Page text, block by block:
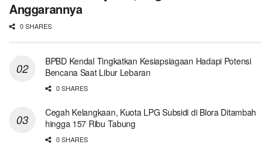
Anggarannya
0 SHARES
BPBD Kendal Tingkatkan Kesiapsiagaan Hadapi Potensi
Bencana Saat Libur Lebaran
0 SHARES
Cegah Kelangkaan, Kuota LPG Subsidi di Blora Ditambah
hingga 157 Ribu Tabung
0 SHARES